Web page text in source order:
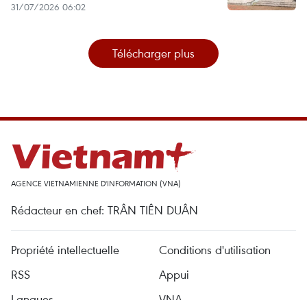
31/07/2026 06:02
Télécharger plus
AGENCE VIETNAMIENNE D'INFORMATION (VNA)
Rédacteur en chef: TRÂN TIÊN DUÂN
Propriété intellectuelle
Conditions d'utilisation
RSS
Appui